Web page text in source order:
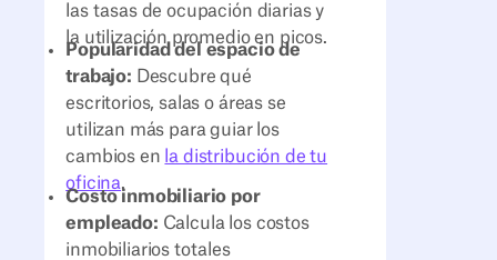
las tasas de ocupación diarias y
la utilización promedio en picos.
Popularidad del espacio de
trabajo: Descubre qué
escritorios, salas o áreas se
utilizan más para guiar los
cambios en la distribución de tu
oficina.
Costo inmobiliario por
empleado: Calcula los costos
inmobiliarios totales